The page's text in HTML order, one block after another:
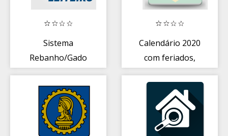
Sistema
Rebanho/Gado
Calendário 2020
com feriados,